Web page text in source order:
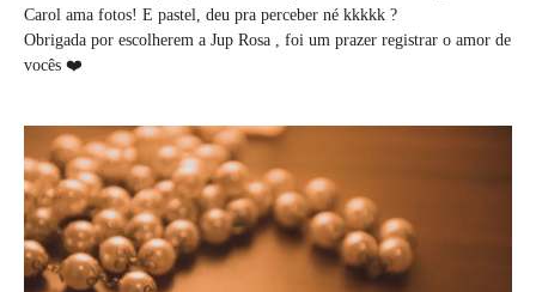
Carol ama fotos! E pastel, deu pra perceber né kkkkk ?
Obrigada por escolherem a Jup Rosa , foi um prazer registrar o amor de
vocês ❤️